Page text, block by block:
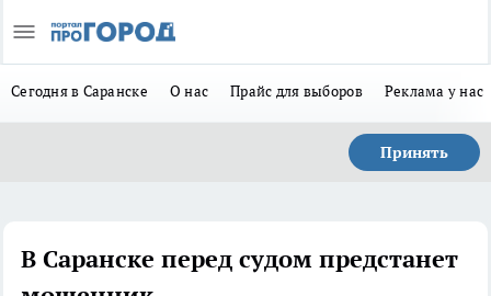
Сегодня в Саранске О нас Прайс для выборов Реклама у нас
Принять
В Саранске перед судом предстанет